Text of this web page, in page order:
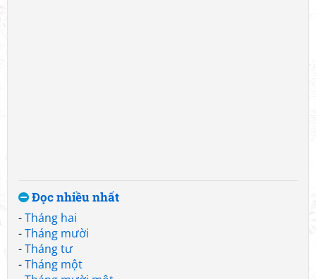
Đọc nhiều nhất
-Tháng hai
-Tháng mười
-Tháng tư
-Tháng một